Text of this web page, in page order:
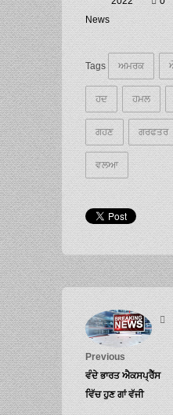
News
Tags ਅਮਰਕ
ਹਦ ਹਮਲ
ਗਹਣ ਗਰਫਤਰ
ਵਲਆ
Previous
ਵੰਦੇ ਭਾਰਤ ਐਕਸਪ੍ਰੈੱਸ
ਵਿੱਚ ਹੁਣ ਗਾਂ ਵੱਜੀ